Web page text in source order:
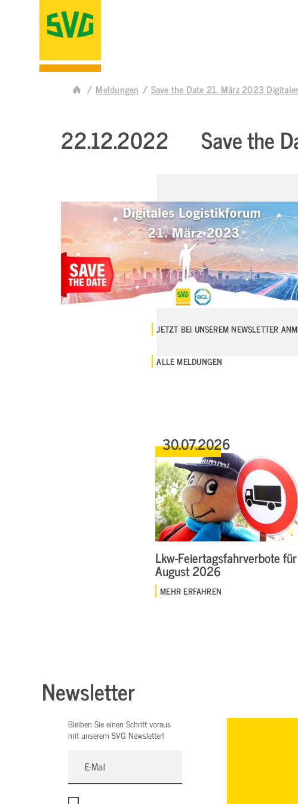
Meldungen Save the Date 21. März 2023
22.12.2022 Save the
JETZT BEI UNSEREM NEWSLETTER
ALLE MELDUNGEN
30.07.2026
Lkw-Feiertagsfahrverbote für
August 2026
MEHR ERFAHREN
Newsletter
Bleiben Sie einen Schritt voraus
mit unserem SVG Newsletter!